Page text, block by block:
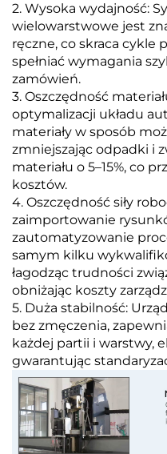
2. Wysoka wydajność:
wielowarstwowe jest
ręczne, co skraca cykle
spełniać wymagania
zamówień.
3. Oszczędność
optymalizacji układu
materiały w sposób
zmniejszając odpadki i
materiału o 5–15%, co
kosztów.
4. Oszczędność siły
zaimportowanie
zautomatyzowanie
samym kilku
łagodząc trudności
obniżając koszty
5. Duża stabilność:
bez zmęczenia,
każdej partii i warstwy,
gwarantując